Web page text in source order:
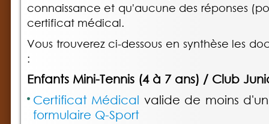
connaissance et qu'aucune des réponses
certificat médical.
Vous trouverez ci-dessous en synthèse les
:
Enfants Mini-Tennis (4 à 7 ans) / Club
Certificat Médical valide de moins
formulaire Q-Sport